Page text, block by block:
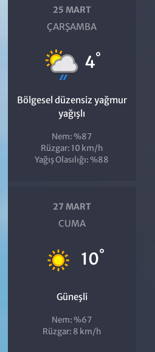
25 MART
ÇARŞAMBA
4°
Bölgesel düzensiz yağmur
yağışlı
Nem: %87
Rüzgar: 10 km/h
Yağış Olasılığı: %88
27 MART
CUMA
10°
Güneşli
Nem: %67
Rüzgar: 8 km/h